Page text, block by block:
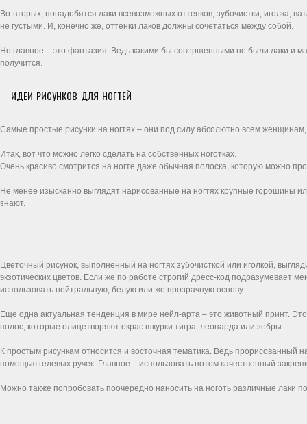
Во-вторых, понадобятся лаки всевозможных оттенков, зубочистки, иголка,
не густыми. И, конечно же, оттенки лаков должны сочетаться между собой.
Но главное – это фантазия. Ведь какими бы совершенными не были лаки и
получится.
ИДЕИ РИСУНКОВ ДЛЯ НОГТЕЙ
Самые простые рисунки на ногтях – они под силу абсолютно всем
Итак, вот что можно легко сделать на собственных ноготках.
Очень красиво смотрится на ногте даже обычная полоска, которую можно
Не менее изысканно выглядят нарисованные на ногтях крупные горошины
знают.
Цветочный рисунок, выполненный на ногтях зубочисткой или иголкой,
экзотических цветов. Если же по работе строгий дресс-код
использовать нейтральную, белую или же прозрачную основу.
Еще одна актуальная тенденция в мире нейл-арта – это животный принт.
полос, которые олицетворяют окрас шкурки тигра, леопарда или зебры.
К простым рисункам относится и восточная тематика. Ведь прорисованный
помощью гелевых ручек. Главное – использовать потом качественный
Можно также попробовать поочередно наносить на ноготь различные лаки